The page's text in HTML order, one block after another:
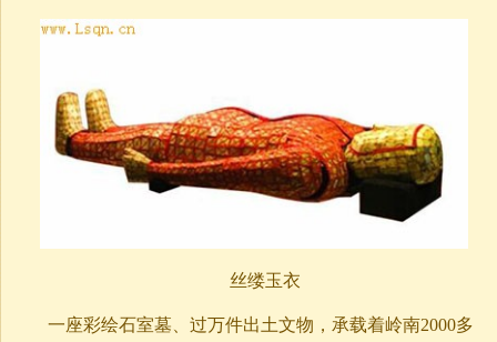
丝缕玉衣
一座彩绘石室墓、过万件出土文物，承载着岭南2000多